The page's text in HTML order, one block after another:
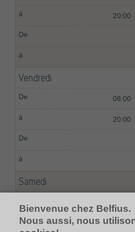
20:00
Vendredi
08:00
20:00
Samedi
Bienvenue chez Belfius.
Nous aussi, nous